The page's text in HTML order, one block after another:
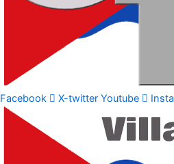
Facebook X-twitter Youtube